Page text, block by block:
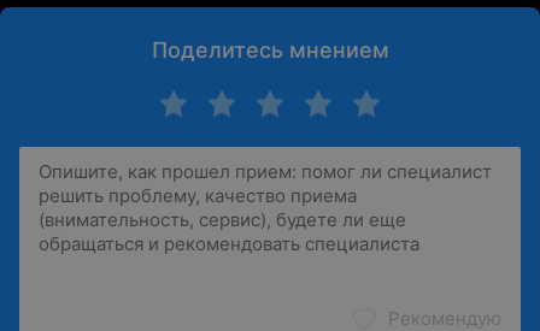
Поделитесь мнением
Рекомендую